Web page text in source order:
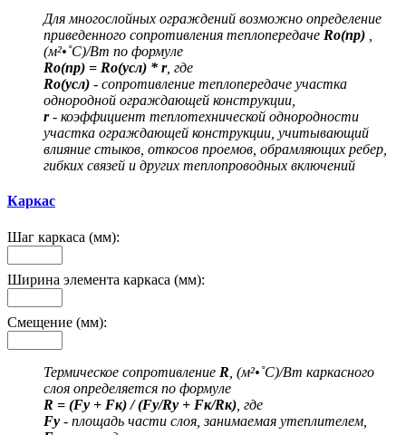
Для многослойных ограждений возможно определение
приведенного сопротивления теплопередаче Ro(пр)
(м²•˚С)/Вт по формуле
Ro(пр) = Ro(усл) * r, где
Ro(усл) - сопротивление теплопередаче участка
однородной ограждающей конструкции,
r- коэффициент теплотехнической однородности
участка ограждающей конструкции, учитывающий
влияние стыков, откосов проемов, обрамляющих ребер,
гибких связей и других теплопроводных включений
Каркас
Шаг каркаса (мм):
Ширина элемента каркаса (мм):
Смещение (мм):
Термическое сопротивление R , (м²•˚С)/Вт каркасного
слоя определяется по формуле
R = (Fу + Fк) / (Fу/Rу + Fк/Rк) , где
Fу - площадь части слоя, занимаемая утеплителем,